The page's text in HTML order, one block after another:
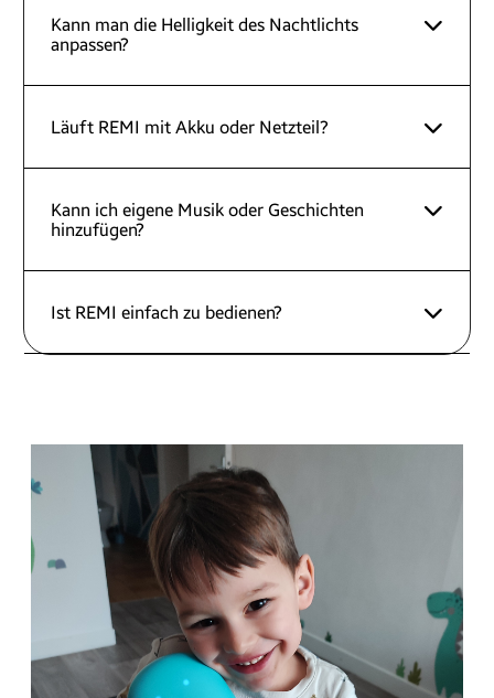
Kann man die Helligkeit des Nachtlichts
anpassen?
Läuft REMI mit Akku oder Netzteil?
Kann ich eigene Musik oder Geschichten
hinzufügen?
Ist REMI einfach zu bedienen?